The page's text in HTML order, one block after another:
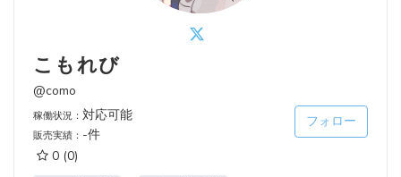
こもれび
@como
稼働状況： 対応可能
販売実績： -件
0 (0)
フォロー